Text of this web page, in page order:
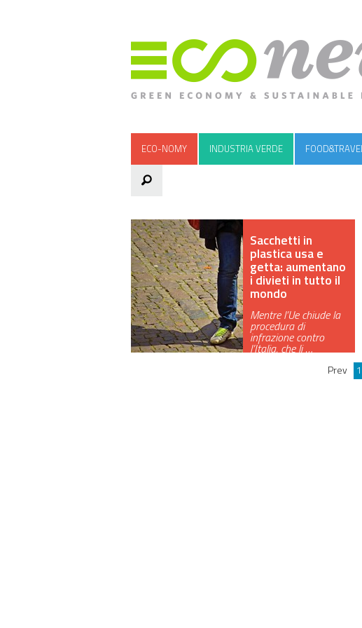
ECO-NOMY INDUSTRIA VERDE
Sacchetti in
plastica usa e
getta: aumentano
i divieti in tutto il
mondo
Mentre l’Ue chiude la
procedura di
infrazione contro
l’Italia, che li …
Prev 1